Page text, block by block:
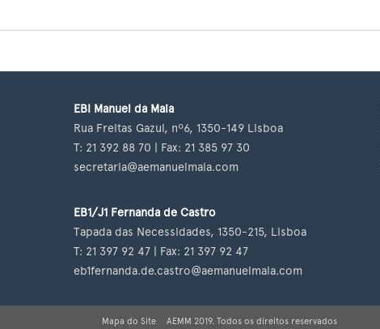
EBI Manuel da Maia
Rua Freitas Gazul, nº6, 1350-149 Lisboa
T: 21 392 88 70 | Fax: 21 385 97 30
secretaria@aemanuelmaia.com
EB1/J1 Fernanda de Castro
Tapada das Necessidades, 1350-215, Lisboa
T: 21 397 92 47 | Fax: 21 397 92 47
eb1fernanda.de.castro@aemanuelmaia.com
Mapa do Site AEMM 2019. Todos os direitos reservados